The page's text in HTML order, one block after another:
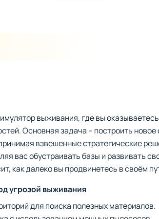
выживания, где вы
Основная задача – построить
взвешенные стратегические
вас обустраивать базы и развивать
как далеко вы продвинетесь в своём
угрозой выживания
для поиска полезных материалов.